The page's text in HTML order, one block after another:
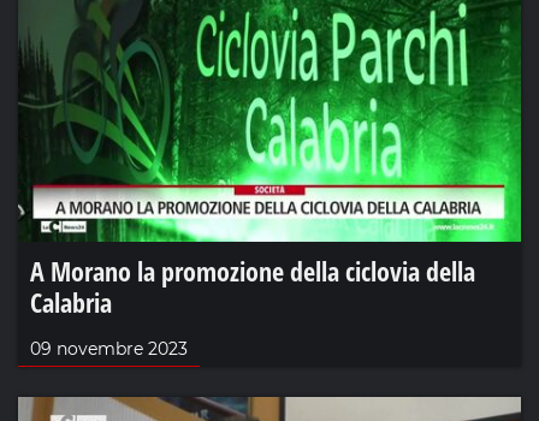
A Morano la promozione della ciclovia della
Calabria
09 novembre 2023